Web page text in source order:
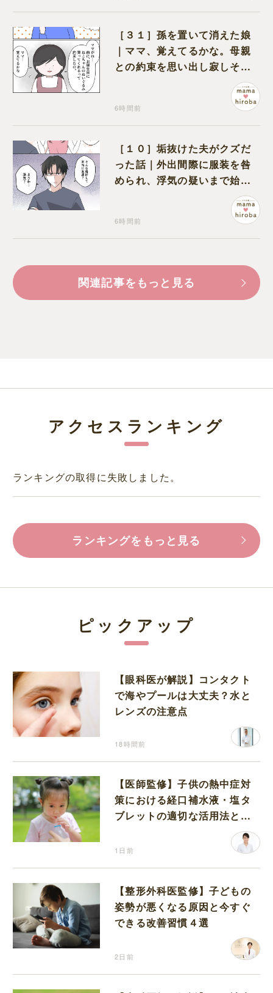
［３１］孫を置いて消えた娘
｜ママ、覚えてるかな。母親
との約束を思い出し寂しそう
6時間前
［１０］垢抜けた夫がクズだ
った話｜外出間際に服装を咎
められ、浮気の疑いまで始め
6時間前
関連記事をもっと見る
アクセスランキング
ランキングの取得に失敗しました。
ランキングをもっと見る
ピックアップ
【眼科医が解説】コンタクト
で海やプールは大丈夫？水と
レンズの注意点
18時間前
【医師監修】子供の熱中症対
策における経口補水液・塩タ
ブレットの適切な活用法と水
1日前
【整形外科医監修】子どもの
姿勢が悪くなる原因と今すぐ
できる改善習慣４選
2日前